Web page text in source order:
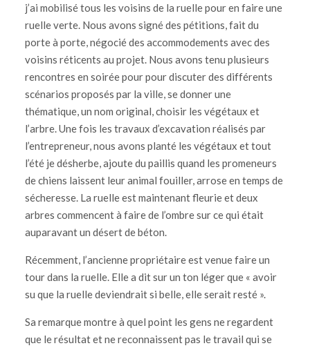
j’ai mobilisé tous les voisins de la ruelle pour en faire une
ruelle verte. Nous avons signé des pétitions, fait du
porte à porte, négocié des accommodements avec des
voisins réticents au projet. Nous avons tenu plusieurs
rencontres en soirée pour pour discuter des différents
scénarios proposés par la ville, se donner une
thématique, un nom original, choisir les végétaux et
l’arbre. Une fois les travaux d’excavation réalisés par
l’entrepreneur, nous avons planté les végétaux et tout
l’été je désherbe, ajoute du paillis quand les promeneurs
de chiens laissent leur animal fouiller, arrose en temps de
sécheresse. La ruelle est maintenant fleurie et deux
arbres commencent à faire de l’ombre sur ce qui était
auparavant un désert de béton.
Récemment, l’ancienne propriétaire est venue faire un
tour dans la ruelle. Elle a dit sur un ton léger que « avoir
su que la ruelle deviendrait si belle, elle serait resté ».
Sa remarque montre à quel point les gens ne regardent
que le résultat et ne reconnaissent pas le travail qui se